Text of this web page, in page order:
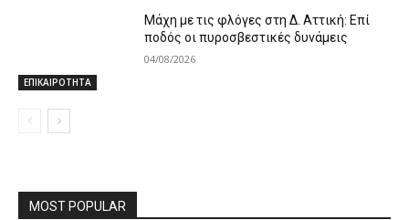
ΕΠΙΚΑΙΡΟΤΗΤΑ
Μάχη με τις φλόγες στη Δ. Αττική: Επί
ποδός οι πυροσβεστικές δυνάμεις
04/08/2026
MOST POPULAR